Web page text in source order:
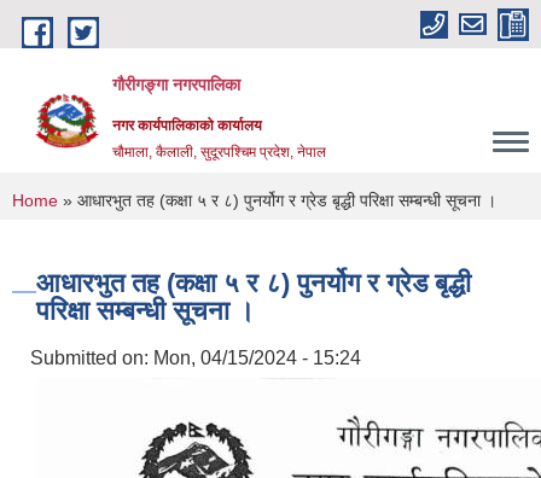
Skip to main content
गौरीगङ्गा नगरपालिका
नगर कार्यपालिकाको कार्यालय
चौमाला, कैलाली, सुदूरपश्चिम प्रदेश, नेपाल
You are here
Home » आधारभुत तह (कक्षा ५ र ८) पुनर्योग र ग्रेड बृद्धी परिक्षा सम्बन्धी सूचना ।
आधारभुत तह (कक्षा ५ र ८) पुनर्योग र ग्रेड बृद्धी
परिक्षा सम्बन्धी सूचना ।
Submitted on: Mon, 04/15/2024 - 15:24